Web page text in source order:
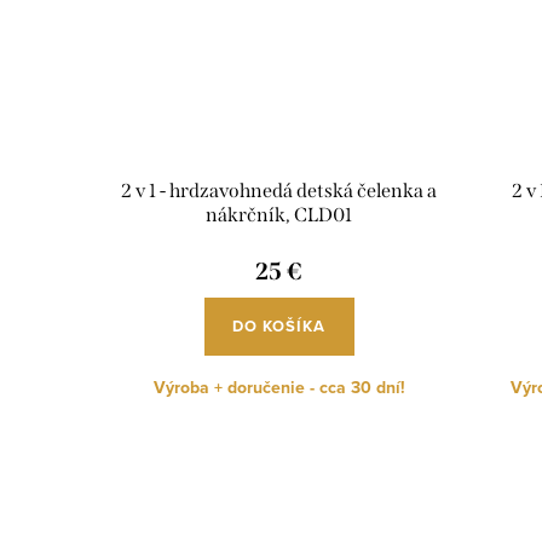
2 v 1 - hrdzavohnedá detská čelenka a
nákrčník, CLD01
25 €
DO KOŠÍKA
Výroba + doručenie - cca 30 dní!
2 v